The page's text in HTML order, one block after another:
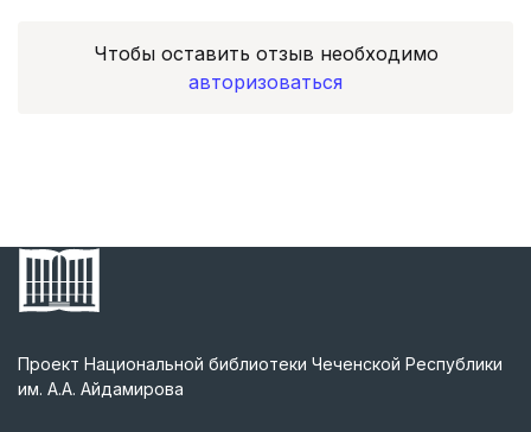
Чтобы оставить отзыв необходимо
авторизоваться
Проект Национальной библиотеки Чеченской Республики
им. А.А. Айдамирова